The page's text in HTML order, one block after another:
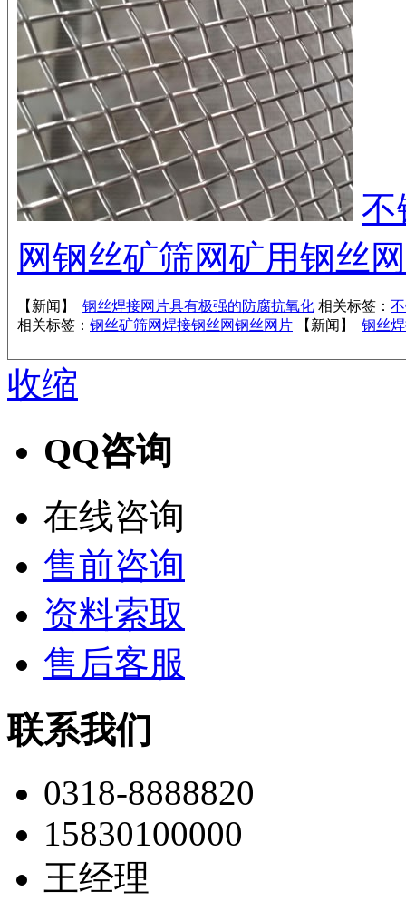
不
网钢丝矿筛网矿用钢丝网
【新闻】 钢丝焊接网片具有极强的防腐抗氧化 相关标签：
相关标签： 钢丝矿筛网焊接钢丝网钢丝网片 【新闻】 钢丝
收缩
QQ咨询
在线咨询
售前咨询
资料索取
售后客服
联系我们
0318-8888820
15830100000
王经理